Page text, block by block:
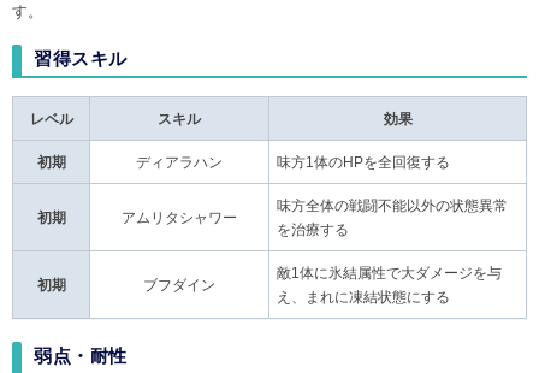
す。
習得スキル
レベル スキル 効果
初期 ディアラハン 味方1体のHPを全回復する
初期 アムリタシャワー
味方全体の戦闘不能以外の状態異常
を治療する
初期 ブフダイン
敵1体に氷結属性で大ダメージを与
え、まれに凍結状態にする
弱点・耐性